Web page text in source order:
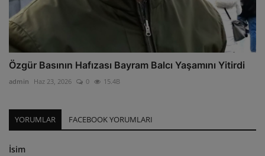
Özgür Basının Hafızası Bayram Balcı Yaşamını Yitirdi
admin Haz 23, 2026 0 15.4B
YORUMLAR FACEBOOK YORUMLARI
İsim